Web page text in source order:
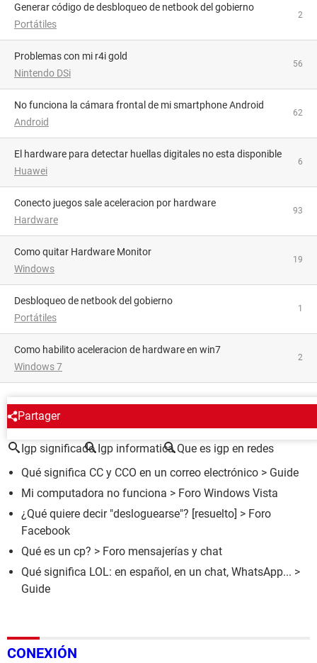
Generar código de desbloqueo de netbook del gobierno
Portátiles
2
problemas con mi r4i gold
Nintendo DSi
56
No funciona la cámara frontal de mi smartphone Android
Android
62
El hardware para detectar huellas digitales no esta disponible
Huawei
6
conecto juegos sale aceleracion por hardware
Hardware
93
Como quitar Hardware Monitor
Windows
19
Desbloqueo de netbook del gobierno
Portátiles
1
como habilito aceleracion de hardware en win7
Windows 7
2
Partager
ALREDEDOR DEL MISMO TEMA
Igp significado Igp informatica Que es igp en redes
Qué significa CC y CCO en un correo electrónico > Guide
Mi computadora no funciona > Foro Windows Vista
¿Qué quiere decir "desloguearse"? [resuelto] > Foro
Facebook
Qué es un cp? > Foro mensajerías y chat
Qué significa LOL: en español, en un chat, WhatsApp... >
Guide
CONEXIÓN